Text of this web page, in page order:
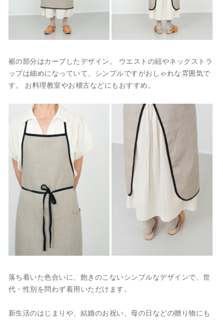
裾の部分はカーブしたデザイン。 ウエストの紐やネックストラ
ップは細めになっていて、シンプルですがおしゃれな雰囲気で
す。 お料理教室やお稽古などにもおすすめ。
落ち着いた色合いに、飽きのこないシンプルなデザインで、世
代・性別を問わず着用いただけます。
新生活のはじまりや、結婚のお祝い、母の日などの贈り物にも